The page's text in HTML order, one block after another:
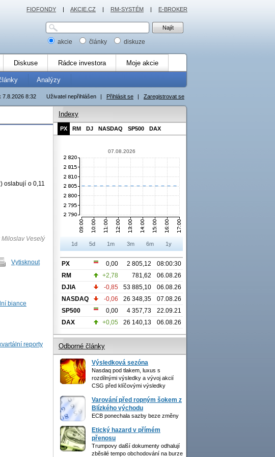
akcie články diskuze
Diskuse Rádce investora Moje akcie
Analýzy
Uživatel nepřihlášen | Přihlásit se | Zaregistrovat se
7.8.2026 8:32
oslabují o 0,11
Miloslav Veselý
Vytisknout
biance
reporty
Indexy
PX RM DJ NASDAQ SP500 DAX
07.08.2026
1d 5d 1m 3m 6m 1y
PX 0,00 2 805,12
08:00:30
RM
+2,78 781,62
06.08.26
DJIA
-0,85 53 885,10
06.08.26
NASDAQ
-0,06 26 348,35
07.08.26
SP500
0,00 4 357,73
22.09.21
DAX
+0,05 26 140,13 06.08.26
Odborné články
Výsledková sezóna
Nasdaq pod tlakem, luxus s
rozdílnými výsledky a vývoj akcií
CSG před klíčovými výsledky
Varování před ropným šokem z
Blízkého východu
ECB ponechala sazby beze změny
Etický hazard v přímém
přenosu
Trumpovy další dokumenty odhalují
zběsilé tempo obchodování na burze
FIOFONDY | AKCIE.CZ | RM-SYSTÉM | E-BROKER